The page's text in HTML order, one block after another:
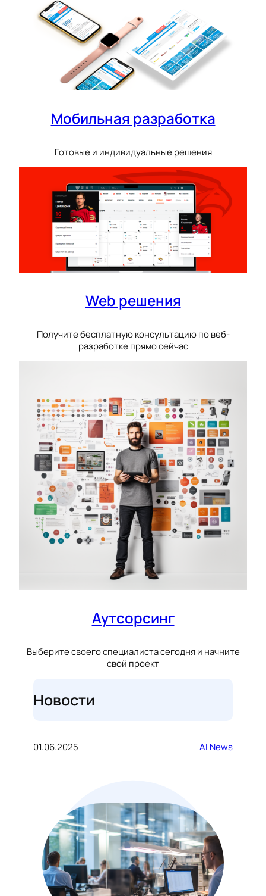
Мобильная разработка
Готовые и индивидуальные решения
Web решения
Получите бесплатную консультацию по веб-
разработке прямо сейчас
Аутсорсинг
Выберите своего специалиста сегодня и начните
свой проект
Новости
01.06.2025 AI News